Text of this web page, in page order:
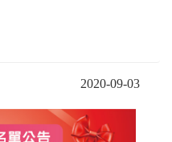
2020-09-03